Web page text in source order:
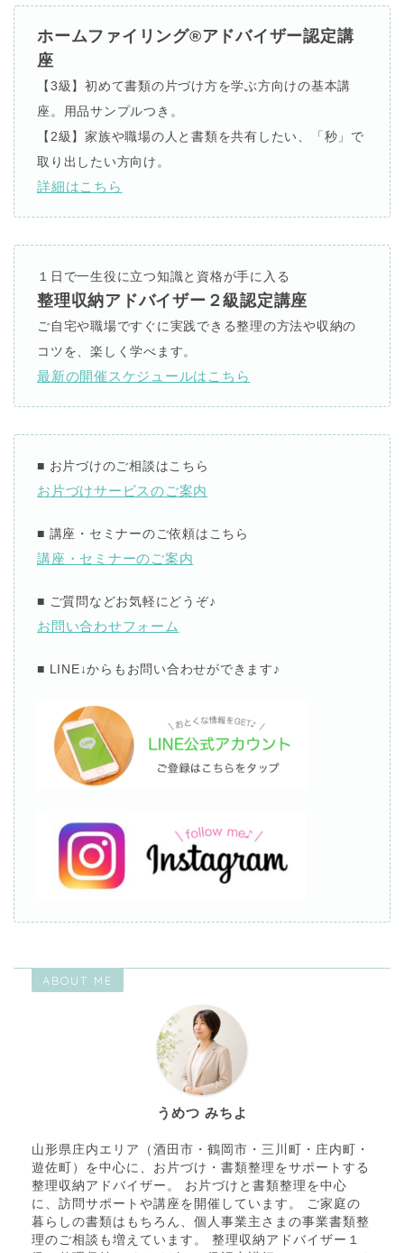
ホームファイリング®アドバイザー認定講
座
【3級】初めて書類の片づけ方を学ぶ方向けの基本講
座。用品サンプルつき。
【2級】家族や職場の人と書類を共有したい、「秒」で
取り出したい方向け。
詳細はこちら
１日で一生役に立つ知識と資格が手に入る
整理収納アドバイザー２級認定講座
ご自宅や職場ですぐに実践できる整理の方法や収納の
コツを、楽しく学べます。
最新の開催スケジュールはこちら
■ お片づけのご相談はこちら
お片づけサービスのご案内
■ 講座・セミナーのご依頼はこちら
講座・セミナーのご案内
■ ご質問などお気軽にどうぞ♪
お問い合わせフォーム
■ LINE↓からもお問い合わせができます♪
ABOUT ME
うめつ みちよ
山形県庄内エリア（酒田市・鶴岡市・三川町・庄内町・
遊佐町）を中心に、お片づけ・書類整理をサポートする
整理収納アドバイザー。 お片づけと書類整理を中心
に、訪問サポートや講座を開催しています。 ご家庭の
暮らしの書類はもちろん、個人事業主さまの事業書類整
理のご相談も増えています。 整理収納アドバイザー１